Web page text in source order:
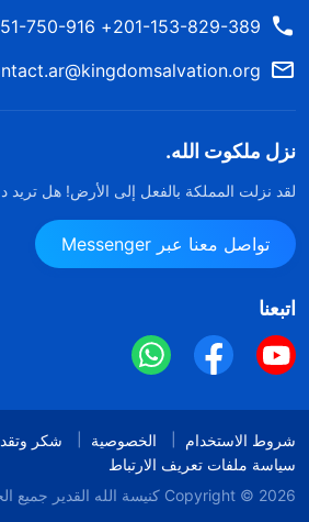
201-153-829-389+ 213-551-750-916+
نزل ملكوت الله.
لقد نزلت المملكة بالفعل إلى الأرض! هل تريد
تواصل معنا عبر Messenger
اتبعنا
شروط الاستخدام الخصوصية
شكر
سياسة ملفات تعريف الارتباط
Copyright © 2026 كنيسة الله القدير جميع